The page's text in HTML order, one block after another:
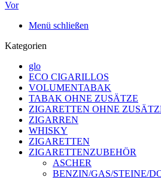
Vor
Menü schließen
Kategorien
glo
ECO CIGARILLOS
VOLUMENTABAK
TABAK OHNE ZUSÄTZE
ZIGARETTEN OHNE
ZIGARREN
WHISKY
ZIGARETTEN
ZIGARETTENZUBEHÖR
ASCHER
BENZIN/GAS/STEINE/